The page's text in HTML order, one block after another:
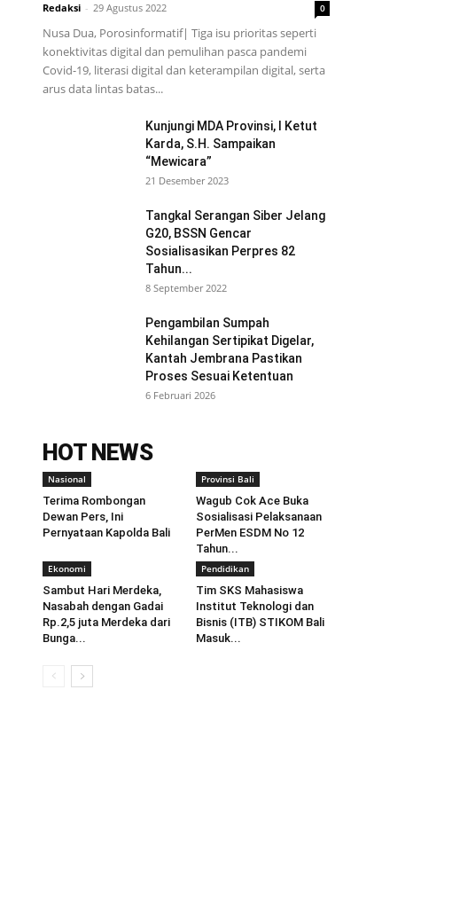
Redaksi - 29 Agustus 2022 0
Nusa Dua, Porosinformatif| Tiga isu prioritas seperti
konektivitas digital dan pemulihan pasca pandemi
Covid-19, literasi digital dan keterampilan digital, serta
arus data lintas batas...
Kunjungi MDA Provinsi, I Ketut
Karda, S.H. Sampaikan
“Mewicara”
21 Desember 2023
Tangkal Serangan Siber Jelang
G20, BSSN Gencar
Sosialisasikan Perpres 82
Tahun...
8 September 2022
Pengambilan Sumpah
Kehilangan Sertipikat Digelar,
Kantah Jembrana Pastikan
Proses Sesuai Ketentuan
6 Februari 2026
HOT NEWS
Nasional
Terima Rombongan
Dewan Pers, Ini
Pernyataan Kapolda Bali
Provinsi Bali
Wagub Cok Ace Buka
Sosialisasi Pelaksanaan
PerMen ESDM No 12
Tahun...
Ekonomi
Sambut Hari Merdeka,
Nasabah dengan Gadai
Rp.2,5 juta Merdeka dari
Bunga...
Pendidikan
Tim SKS Mahasiswa
Institut Teknologi dan
Bisnis (ITB) STIKOM Bali
Masuk...